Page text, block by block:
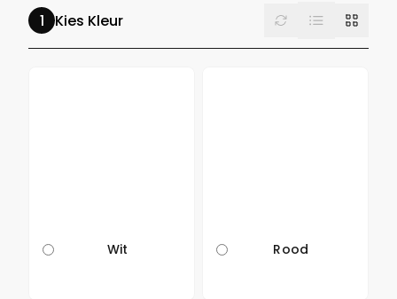
Kies Kleur Reset List Grid
Wit Rood